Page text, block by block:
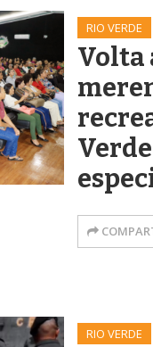
RIO VERDE
Volta
RIO VERDE